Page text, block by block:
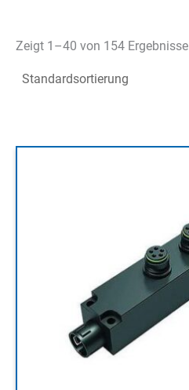
Zeigt 1–40 von 154 Ergebnisse